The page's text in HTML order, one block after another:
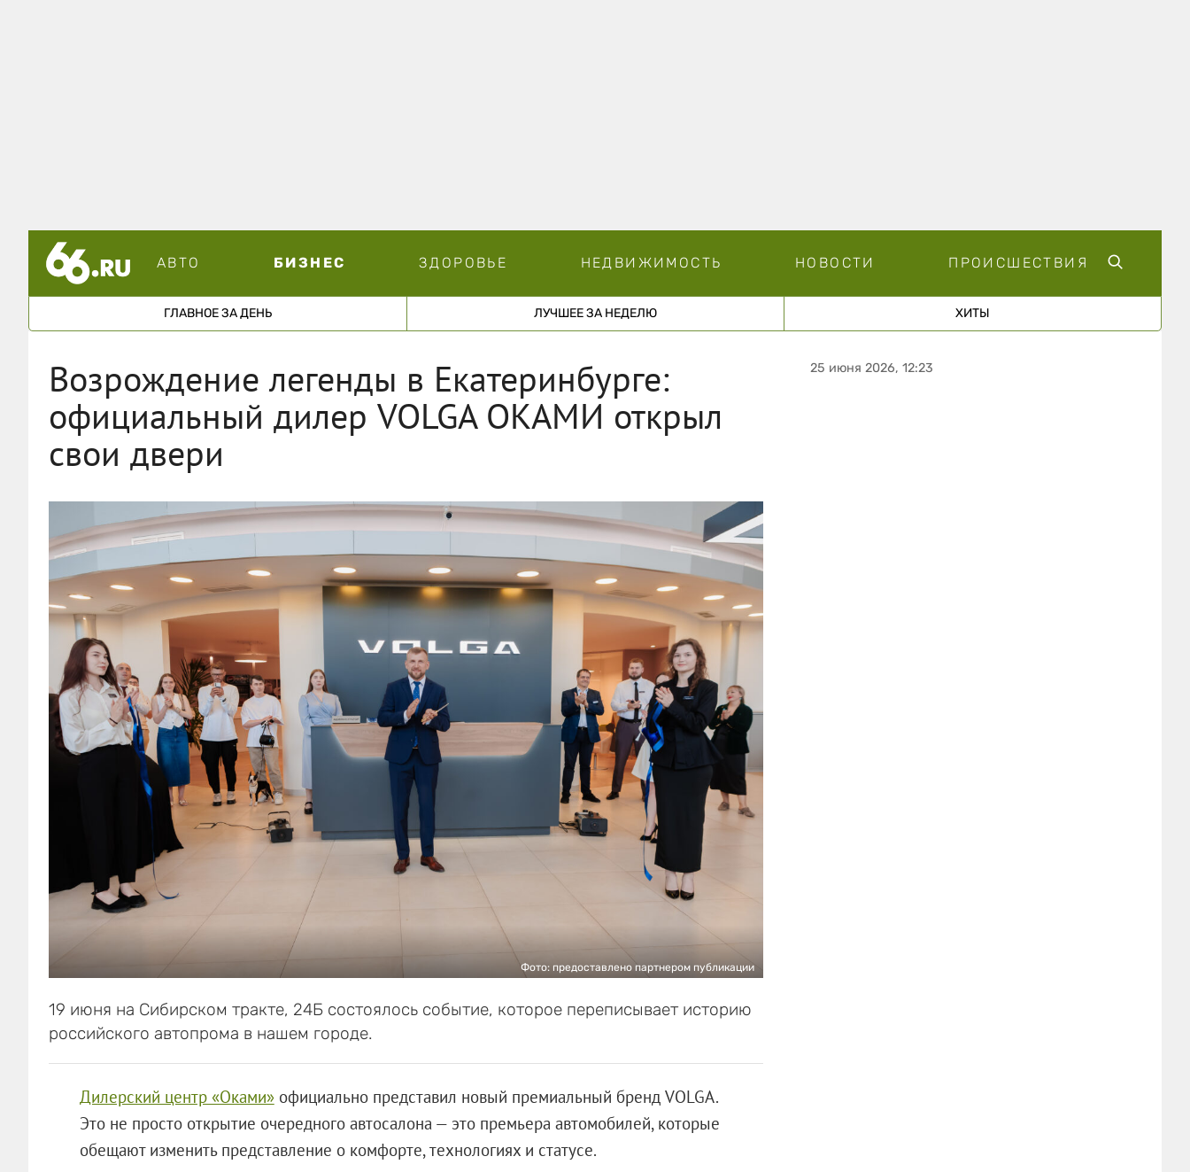
АВТО БИЗНЕС ЗДОРОВЬЕ НЕДВИЖИМОСТЬ НОВОСТИ ПРОИСШЕСТВИЯ
ГЛАВНОЕ ЗА ДЕНЬ ЛУЧШЕЕ ЗА НЕДЕЛЮ ХИТЫ
Возрождение легенды в Екатеринбурге:
официальный дилер VOLGA ОКАМИ открыл
свои двери
Фото: предоставлено партнером публикации
19 июня на Сибирском тракте, 24Б состоялось событие, которое переписывает историю
российского автопрома в нашем городе.
Дилерский центр «Оками»официально представил новый премиальный бренд VOLGA.
Это не просто открытие очередного автосалона — это премьера автомобилей, которые
обещают изменить представление о комфорте, технологиях и статусе.
25 июня 2026, 12:23